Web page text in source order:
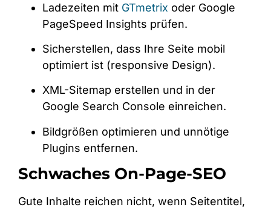
Ladezeiten mit GTmetrix oder Google
PageSpeed Insights prüfen.
Sicherstellen, dass Ihre Seite mobil
optimiert ist (responsive Design).
XML-Sitemap erstellen und in der
Google Search Console einreichen.
Bildgrößen optimieren und unnötige
Plugins entfernen.
Schwaches On-Page-SEO
Gute Inhalte reichen nicht, wenn Seitentitel,